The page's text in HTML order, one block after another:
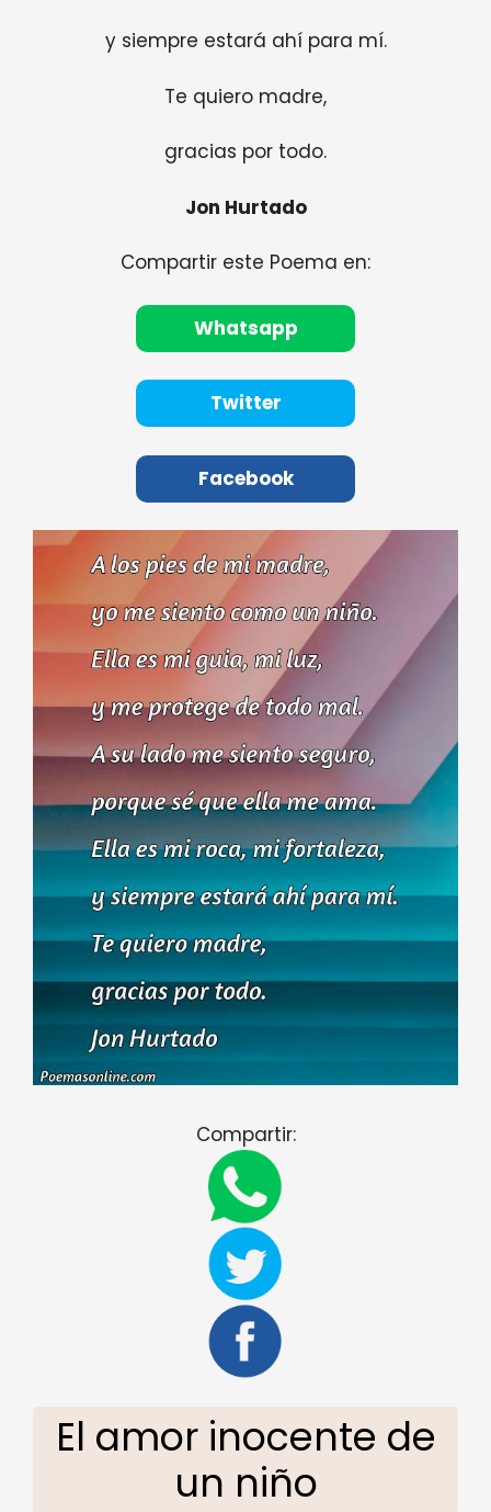
y siempre estará ahí para mí.
Te quiero madre,
gracias por todo.
Jon Hurtado
Compartir este Poema en:
Whatsapp
Twitter
Facebook
Compartir:
El amor inocente de
un niño